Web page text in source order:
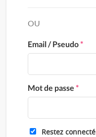
OU
Email / Pseudo*
Mot de passe *
Restez connecté